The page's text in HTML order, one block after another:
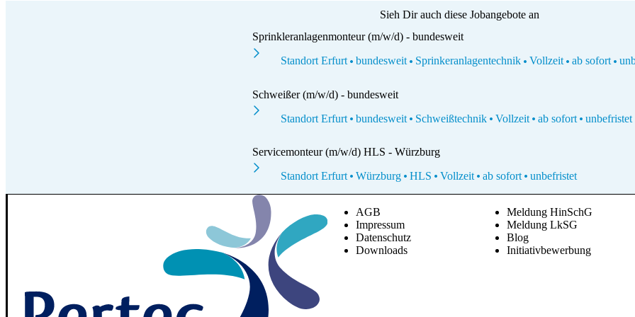
Sieh Dir auch diese Jobangebote an
Sprinkleranlagenmonteur (m/w/d) - bundesweit
Standort Erfurt
bundesweit Sprinkeranlagentechnik Vollzeit ab sofort
Schweißer (m/w/d) - bundesweit
Standort Erfurt
bundesweit Schweißtechnik Vollzeit ab sofort unbefristet
Servicemonteur (m/w/d) HLS - Würzburg
Standort Erfurt
Würzburg HLS Vollzeit ab sofort unbefristet
AGB
Impressum
Datenschutz
Downloads
Meldung HinSchG
Meldung LkSG
Blog
Initiativbewerbung